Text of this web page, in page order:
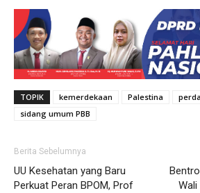
TOPIK kemerdekaan Palestina
sidang umum PBB
Berita Sebelumnya
UU Kesehatan yang Baru
Perkuat Peran BPOM, Prof